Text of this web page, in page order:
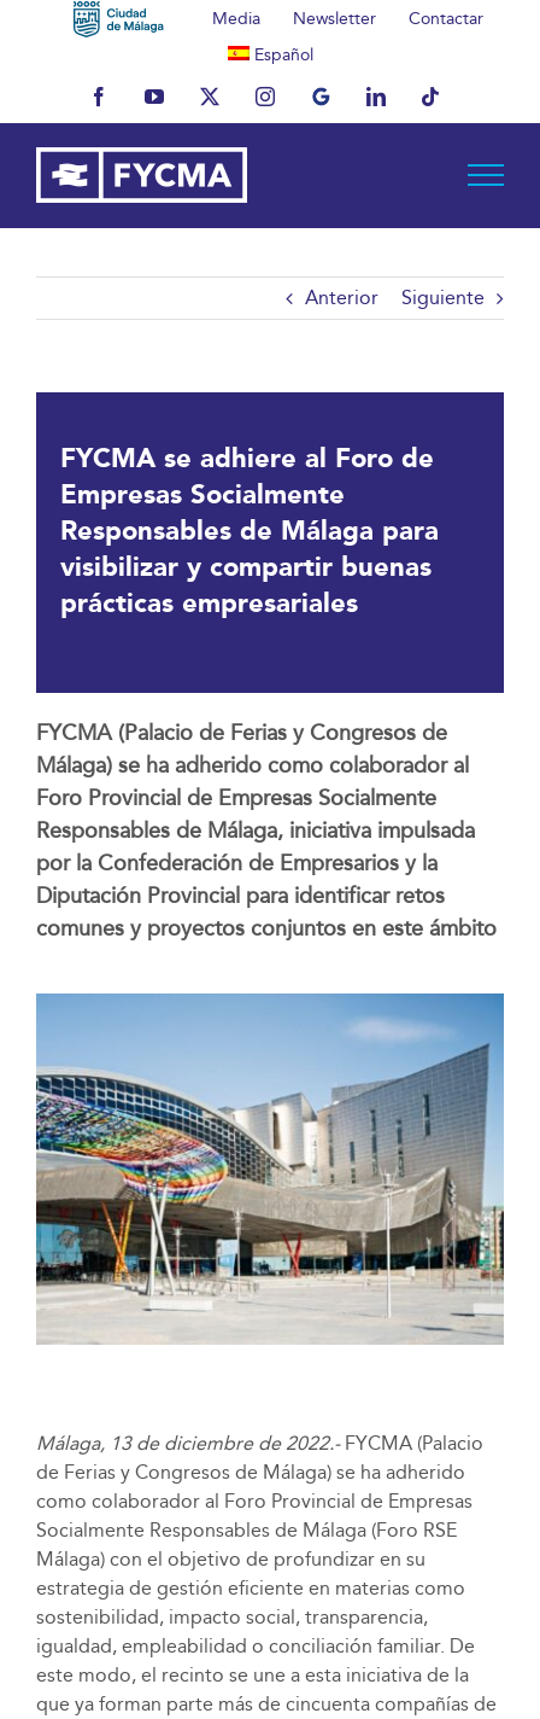
Media Newsletter
Contactar
Español
FacebookYouTubeX InstagramMyBusinessLinkedInTiktok
Anterior Siguiente
FYCMA se adhiere al Foro de
Empresas Socialmente
Responsables de Málaga para
visibilizar y compartir buenas
prácticas empresariales
FYCMA (Palacio de Ferias y Congresos de
Málaga) se ha adherido como colaborador al
Foro Provincial de Empresas Socialmente
Responsables de Málaga, iniciativa impulsada
por la Confederación de Empresarios y la
Diputación Provincial para identificar retos
comunes y proyectos conjuntos en este ámbito
Málaga, 13 de diciembre de 2022.- FYCMA (Palacio
de Ferias y Congresos de Málaga) se ha adherido
como colaborador al Foro Provincial de Empresas
Socialmente Responsables de Málaga (Foro RSE
Málaga) con el objetivo de profundizar en su
estrategia de gestión eficiente en materias como
sostenibilidad, impacto social, transparencia,
igualdad, empleabilidad o conciliación familiar. De
este modo, el recinto se une a esta iniciativa de la
que ya forman parte más de cincuenta compañías de